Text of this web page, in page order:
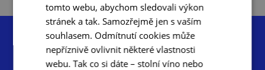
tomto webu, abychom sledovali výkon
stránek a tak. Samozřejmě jen s vaším
souhlasem. Odmítnutí cookies může
nepříznivě ovlivnit některé vlastnosti
webu. Tak co si dáte – stolní víno nebo